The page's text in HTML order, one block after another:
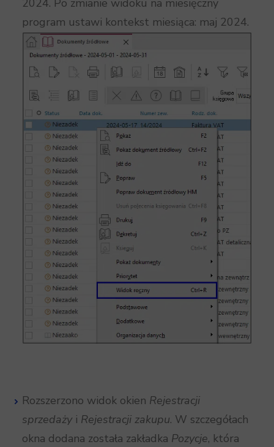
program ustawi kontekst miesiąca: maj 2024.
Rozszerzono widok okien Rejestracji
sprzedaży i Rejestracji zakupu. W szczegółach
okna dodana została zakładka Pozycje, która